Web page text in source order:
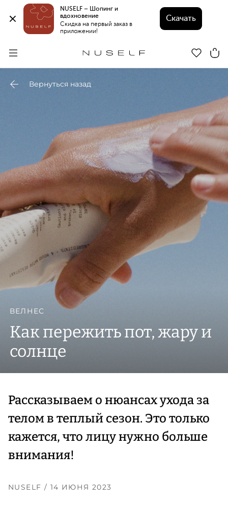
NUSELF – Шопинг и
вдохновение
Скидка на первый заказ в
приложении!
Скачать
Вернуться назад
ВЕЛНЕС
Как пережить пот, жару и
солнце
Рассказываем о нюансах ухода за
телом в теплый сезон. Это только
кажется, что лицу нужно больше
внимания!
NUSELF / 14 ИЮНЯ 2023